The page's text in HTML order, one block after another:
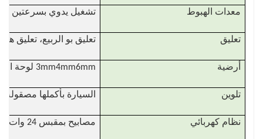
معدات الهبوط تشغيل يدوي بسرعتين للخدمة
تعليق تعليق بو الربيع، تعليق
أرضية 3mm4mm6mm لوحة الصلب الماس
تلوين السيارة بأكملها
نظام كهربائي مصابيح بمقبس 24 وات 7 أساسية وفقًا للمعايير الأوروبية (مناسبة لجميع الأسواق)